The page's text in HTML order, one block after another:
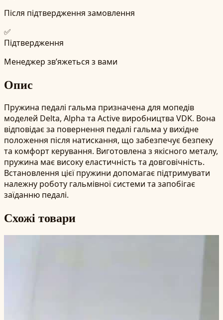
Після підтвердження замовлення
✅
Підтвердження
Менеджер зв’яжеться з вами
Опис
Пружина педалі гальма призначена для мопедів
моделей Delta, Alpha та Active виробництва VDK. Вона
відповідає за повернення педалі гальма у вихідне
положення після натискання, що забезпечує безпеку
та комфорт керування. Виготовлена з якісного металу,
пружина має високу еластичність та довговічність.
Встановлення цієї пружини допомагає підтримувати
належну роботу гальмівної системи та запобігає
заїданню педалі.
Схожі товари